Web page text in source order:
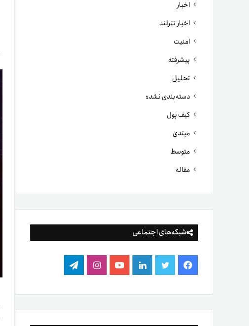
اخبار
اخبار تترلند
امنیت
پیشرفته
تحلیل
دسته‌بندی نشده
کیف پول
مبتدی
متوسط
مقاله
شبکه‌های اجتماعی
فیس
بوک
توییتر لینکدینیوتیوباینستاگرام
تلگرام